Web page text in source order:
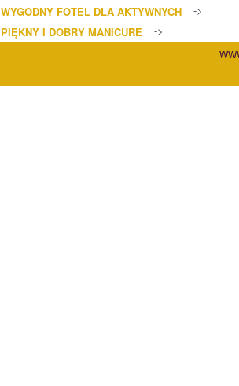
WYGODNY FOTEL DLA AKTYWNYCH
PIĘKNY I DOBRY MANICURE